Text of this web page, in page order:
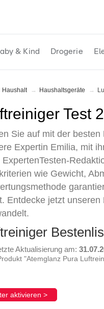
& Kind Drogerie
Haushalt Haushaltsgeräte
Sie auf mit der
Expertin Emilia, mit
ExpertenTesten-
wie Gewicht,
Entdecke jetzt
Aktualisierung am:
"Atemglanz Pura
aktivieren >